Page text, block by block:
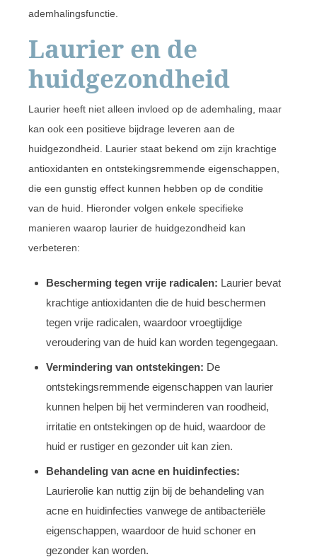
ademhalingsfunctie.
Laurier en de
huidgezondheid
Laurier heeft niet alleen invloed op de ademhaling, maar
kan ook een positieve bijdrage leveren aan de
huidgezondheid. Laurier staat bekend om zijn krachtige
antioxidanten en ontstekingsremmende eigenschappen,
die een gunstig effect kunnen hebben op de conditie
van de huid. Hieronder volgen enkele specifieke
manieren waarop laurier de huidgezondheid kan
verbeteren:
Bescherming tegen vrije radicalen: Laurier bevat
krachtige antioxidanten die de huid beschermen
tegen vrije radicalen, waardoor vroegtijdige
veroudering van de huid kan worden tegengegaan.
Vermindering van ontstekingen: De
ontstekingsremmende eigenschappen van laurier
kunnen helpen bij het verminderen van roodheid,
irritatie en ontstekingen op de huid, waardoor de
huid er rustiger en gezonder uit kan zien.
Behandeling van acne en huidinfecties:
Laurierolie kan nuttig zijn bij de behandeling van
acne en huidinfecties vanwege de antibacteriële
eigenschappen, waardoor de huid schoner en
gezonder kan worden.